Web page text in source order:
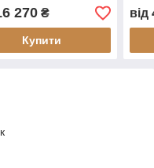
270₴
Купити
від